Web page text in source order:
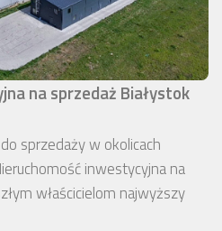
na sprzedaż Białystok
sprzedaży w okolicach
inwestycyjna na
właścicielom najwyższy